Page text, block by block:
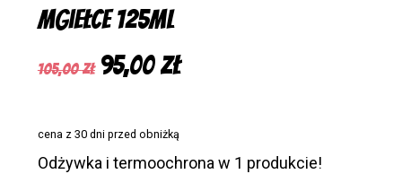
Mgiełce 125ml
105,00zł Pierwotna
105,00 zł.
95,00złAktualna
95,00 zł.
cena z 30 dni przed obniżką
Odżywka i termoochrona w 1 produkcie!